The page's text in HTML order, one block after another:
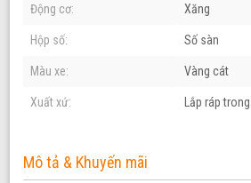
Động cơ: Xăng
Hộp số: Số sàn
Màu xe: Vàng cát
Xuất xứ: Lắp ráp
Mô tả & Khuyến mãi